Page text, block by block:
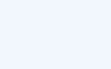
onlarca eğitim seni bekliyor!